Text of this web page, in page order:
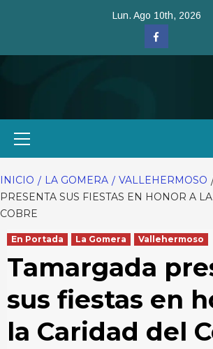
Lun. Ago 10th, 2026
Facebook
INICIO LA GOMERA VALLEHERMOSO
PRESENTA SUS FIESTAS EN HONOR A
COBRE
En Portada La Gomera Vallehermoso
Tamargada
sus fiestas en
la Caridad del